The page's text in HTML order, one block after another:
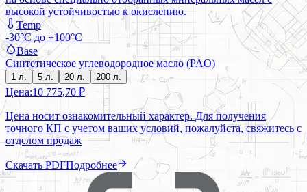
высокой устойчивостью к окислению.
Temp
-30°C до +100°C
Base
Синтетическое углеводородное масло (PAO)
1 л. 5 л. 20 л. 200 л.
Цена:10 775,70 ₽
Цена носит ознакомительный характер. Для получения
точного КП с учетом ваших условий, пожалуйста, свяжитесь с
отделом продаж
Скачать PDFПодробнее